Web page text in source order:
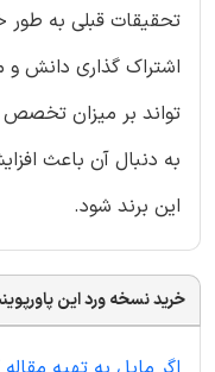
تحقیقات قبلی به طور
اشتراک گذاری دانش و
تواند بر میزان تخصص
به دنبال آن باعث
این برند شود.
خرید نسخه ورد این